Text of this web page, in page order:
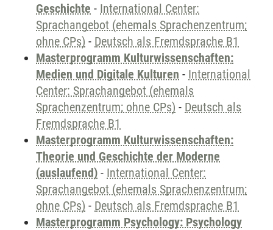
Geschichte - International Center:
Sprachangebot (ehemals Sprachenzentrum;
ohne CPs) - Deutsch als Fremdsprache B1
Masterprogramm Kulturwissenschaften:
Medien und Digitale Kulturen - International
Center: Sprachangebot (ehemals
Sprachenzentrum; ohne CPs) - Deutsch als
Fremdsprache B1
Masterprogramm Kulturwissenschaften:
Theorie und Geschichte der Moderne
(auslaufend) - International Center:
Sprachangebot (ehemals Sprachenzentrum;
ohne CPs) - Deutsch als Fremdsprache B1
Masterprogramm Psychology: Psychology